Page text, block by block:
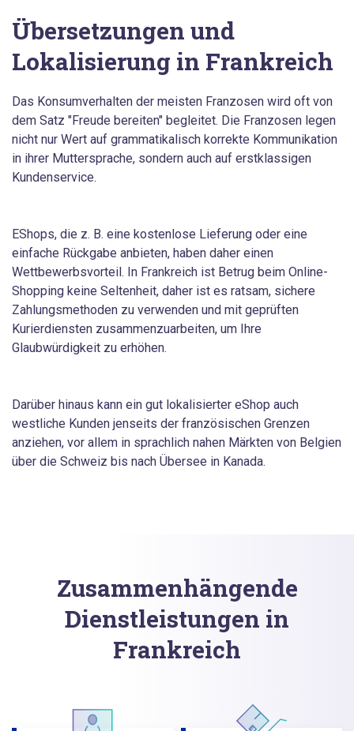
Übersetzungen und
Lokalisierung in Frankreich
Das Konsumverhalten der meisten Franzosen wird oft von
dem Satz "Freude bereiten" begleitet. Die Franzosen legen
nicht nur Wert auf grammatikalisch korrekte Kommunikation
in ihrer Muttersprache, sondern auch auf erstklassigen
Kundenservice.
EShops, die z. B. eine kostenlose Lieferung oder eine
einfache Rückgabe anbieten, haben daher einen
Wettbewerbsvorteil. In Frankreich ist Betrug beim Online-
Shopping keine Seltenheit, daher ist es ratsam, sichere
Zahlungsmethoden zu verwenden und mit geprüften
Kurierdiensten zusammenzuarbeiten, um Ihre
Glaubwürdigkeit zu erhöhen.
Darüber hinaus kann ein gut lokalisierter eShop auch
westliche Kunden jenseits der französischen Grenzen
anziehen, vor allem in sprachlich nahen Märkten von Belgien
über die Schweiz bis nach Übersee in Kanada.
Zusammenhängende
Dienstleistungen in
Frankreich